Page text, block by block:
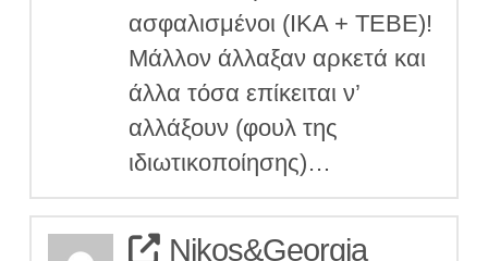
ασφαλισμένοι (ΙΚΑ + ΤΕΒΕ)!
Μάλλον άλλαξαν αρκετά και
άλλα τόσα επίκειται ν’
αλλάξουν (φουλ της
ιδιωτικοποίησης)…
Nikos&Georgia